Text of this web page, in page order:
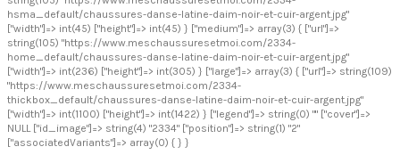
hsma_default/chaussures-danse-latine-daim-noir-et-cuir-argent.jpg"
["width"]=> int(45) ["height"]=> int(45) } ["medium"]=> array(3) { ["url"]=>
string(105) "https://www.meschaussuresetmoi.com/2334-
home_default/chaussures-danse-latine-daim-noir-et-cuir-argent.jpg"
["width"]=> int(236) ["height"]=> int(305) } ["large"]=> array(3) { ["url"]=> string(109)
"https://www.meschaussuresetmoi.com/2334-
thickbox_default/chaussures-danse-latine-daim-noir-et-cuir-argent.jpg"
["width"]=> int(1100) ["height"]=> int(1422) } ["legend"]=> string(0) "" ["cover"]=>
NULL ["id_image"]=> string(4) "2334" ["position"]=> string(1) "2"
["associatedVariants"]=> array(0) { } }